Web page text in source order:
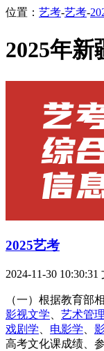
位置： 艺考-艺考-
2025年新
2025艺考
2024-11-30 10:30:31
（一）根据教育部
影视文学
艺术管理
戏剧学
电影学
高考文化课成绩、